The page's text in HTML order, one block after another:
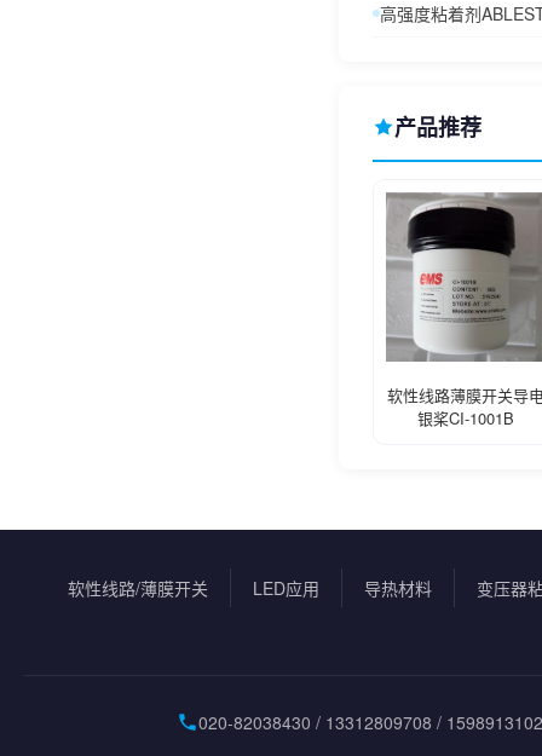
高强度粘着剂
产品推荐
软性线路薄膜开关导
银桨CI-1001B
软性线路/薄膜开关 LED应用 导热材料 变压器
020-82038430 / 13312809708 /